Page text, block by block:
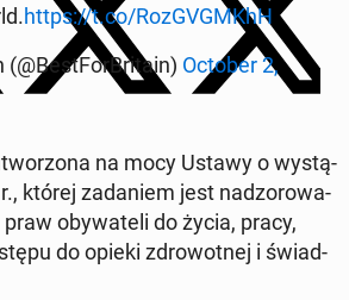
https://t.co/Roz­GVGM­KhH
October 2,
na mocy Ustawy o wy­stą­
r., której za­da­niem jest nad­zo­ro­wa­
oby­wa­te­li do życia, pracy,
do opieki zdro­wot­nej i świad­